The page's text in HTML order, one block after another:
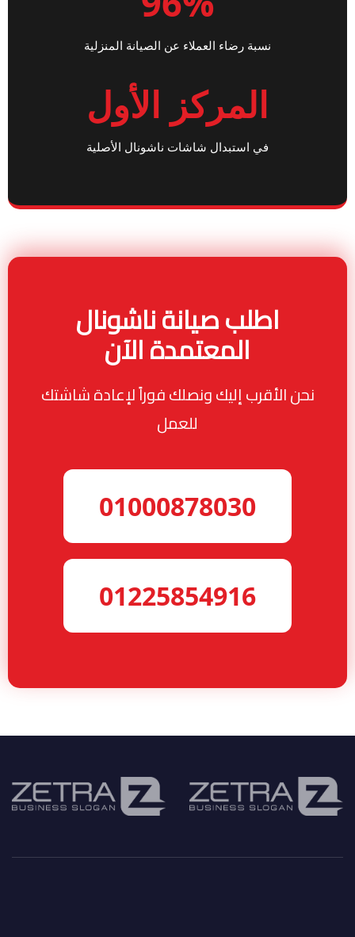
نسبة رضاء العملاء عن الصيانة المنزلية
المركز الأول
في استبدال شاشات ناشونال الأصلية
اطلب صيانة ناشونال
المعتمدة الآن
نحن الأقرب إليك ونصلك فوراً لإعادة شاشتك
للعمل
01000878030
01225854916